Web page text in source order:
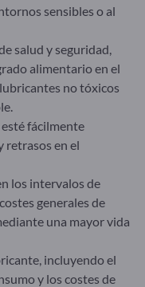
sensibles o al
salud y seguridad,
alimentario en el
no tóxicos
fácilmente
retrasos en el
los intervalos de
generales de
una mayor vida
incluyendo el
y los costes de